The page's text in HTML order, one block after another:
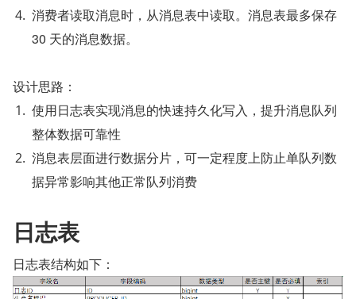
消费者读取消息时，从消息表中读取。消息表最多保存
30 天的消息数据。
设计思路：
使用日志表实现消息的快速持久化写入，提升消息队列
整体数据可靠性
消息表层面进行数据分片，可一定程度上防止单队列数
据异常影响其他正常队列消费
日志表
日志表结构如下：